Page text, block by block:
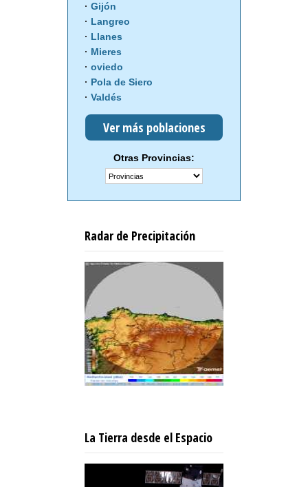
Gijón
Langreo
Llanes
Mieres
oviedo
Pola de Siero
Valdés
Ver más poblaciones
Otras Provincias:
Radar de Precipitación
La Tierra desde el Espacio